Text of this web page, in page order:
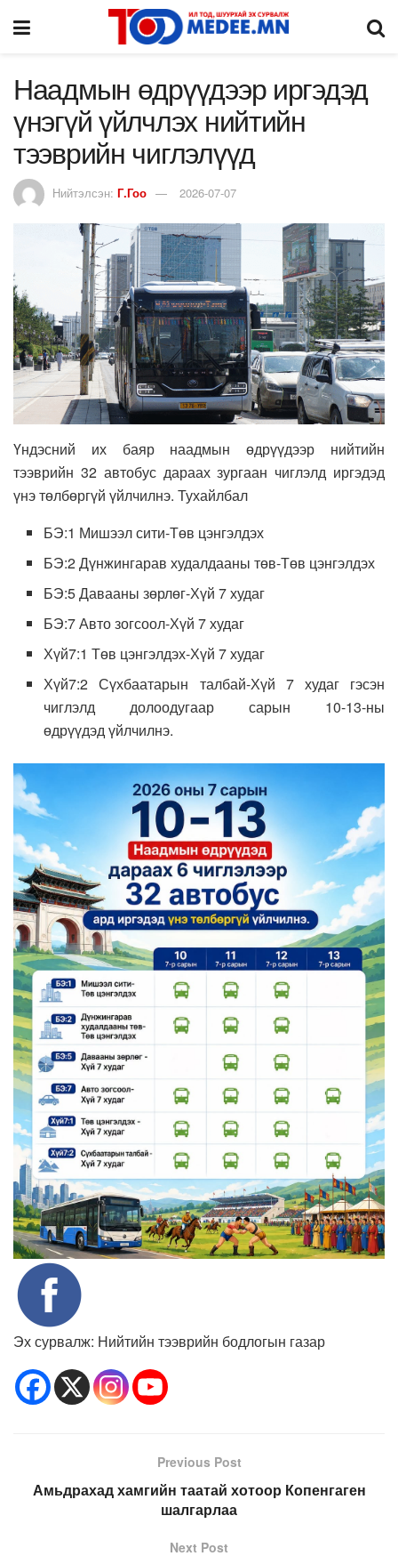
Наадмын өдрүүдээр иргэдэд
үнэгүй үйлчлэх нийтийн
тээврийн чиглэлүүд
Нийтэлсэн: Г.Гоо 2026-07-07
Үндэсний их баяр наадмын өдрүүдээр нийтийн
тээврийн 32 автобус дараах зургаан чиглэлд иргэдэд
үнэ төлбөргүй үйлчилнэ. Тухайлбал
БЭ:1 Мишээл сити-Төв цэнгэлдэх
БЭ:2 Дүнжингарав худалдааны төв-Төв цэнгэлдэх
БЭ:5 Давааны зөрлөг-Хүй 7 худаг
БЭ:7 Авто зогсоол-Хүй 7 худаг
Хүй7:1 Төв цэнгэлдэх-Хүй 7 худаг
Хүй7:2 Сүхбаатарын талбай-Хүй 7 худаг гэсэн
чиглэлд долоодугаар сарын 10-13-ны
өдрүүдэд үйлчилнэ.
Эх сурвалж: Нийтийн тээврийн бодлогын газар
Previous Post
Амьдрахад хамгийн таатай хотоор Копенгаген
шалгарлаа
Next Post